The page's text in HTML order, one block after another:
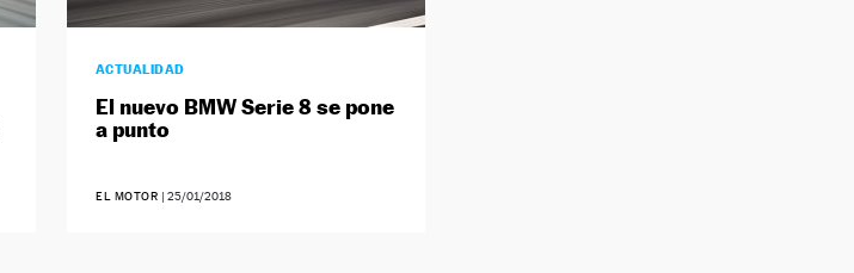
ACTUALIDAD
El nuevo BMW Serie 8 se pone
a punto
EL MOTOR | 25/01/2018